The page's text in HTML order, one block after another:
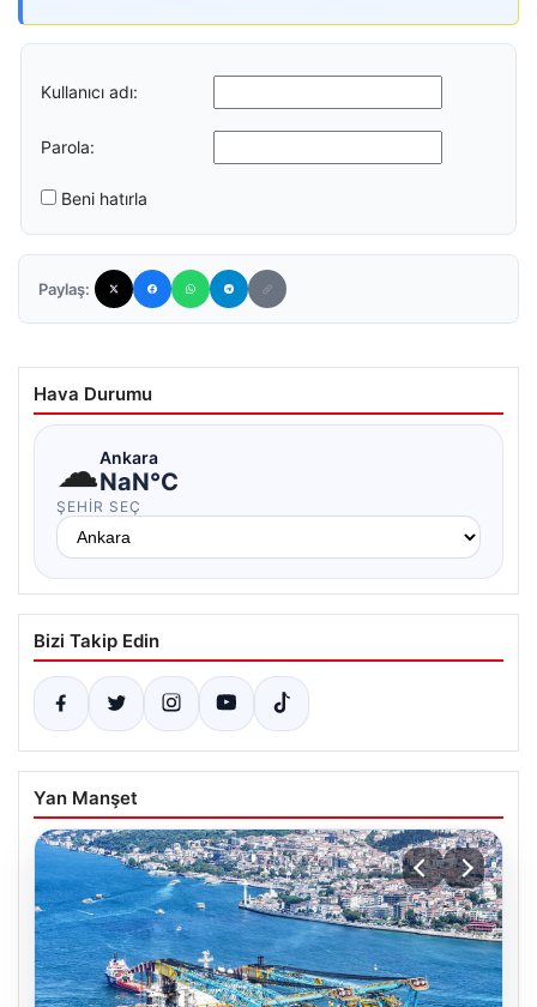
Kullanıcı adı:
Parola:
Beni hatırla
Paylaş:
Hava Durumu
☁Ankara
NaN°C
ŞEHIR SEÇ
Bizi Takip Edin
Yan Manşet